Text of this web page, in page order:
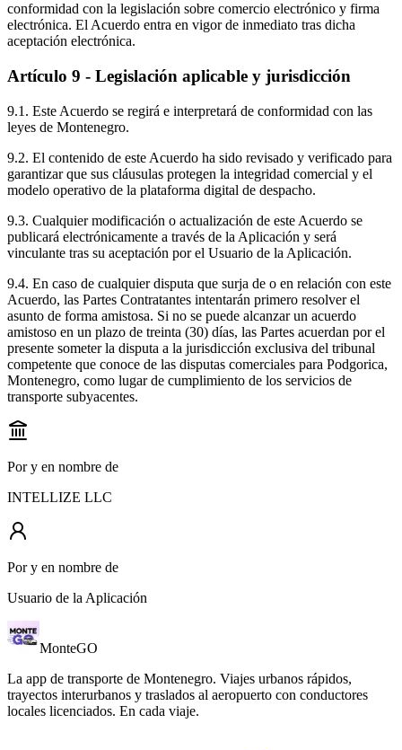
conformidad con la legislación sobre comercio electrónico y firma
electrónica. El Acuerdo entra en vigor de inmediato tras dicha
aceptación electrónica.
Artículo 9 - Legislación aplicable y jurisdicción
9.1. Este Acuerdo se regirá e interpretará de conformidad con las
leyes de Montenegro.
9.2. El contenido de este Acuerdo ha sido revisado y verificado para
garantizar que sus cláusulas protegen la integridad comercial y el
modelo operativo de la plataforma digital de despacho.
9.3. Cualquier modificación o actualización de este Acuerdo se
publicará electrónicamente a través de la Aplicación y será
vinculante tras su aceptación por el Usuario de la Aplicación.
9.4. En caso de cualquier disputa que surja de o en relación con este
Acuerdo, las Partes Contratantes intentarán primero resolver el
asunto de forma amistosa. Si no se puede alcanzar un acuerdo
amistoso en un plazo de treinta (30) días, las Partes acuerdan por el
presente someter la disputa a la jurisdicción exclusiva del tribunal
competente que conoce de las disputas comerciales para Podgorica,
Montenegro, como lugar de cumplimiento de los servicios de
transporte subyacentes.
Por y en nombre de
INTELLIZE LLC
Por y en nombre de
Usuario de la Aplicación
MonteGO
La app de transporte de Montenegro. Viajes urbanos rápidos,
trayectos interurbanos y traslados al aeropuerto con conductores
locales licenciados. En cada viaje.